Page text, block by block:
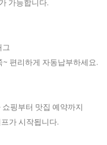
그
~ 편리하게 자동납부하세요.
쇼핑부터 맛집 예약까지
가 시작됩니다.